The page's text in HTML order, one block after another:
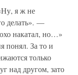
я ж не
делать». —
накатал, но…»
понял. За то и
только
над другом, зато